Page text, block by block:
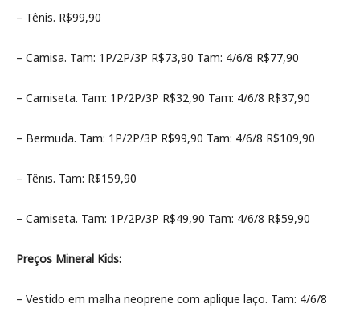
– Tênis. R$99,90
– Camisa. Tam: 1P/2P/3P R$73,90 Tam: 4/6/8 R$77,90
– Camiseta. Tam: 1P/2P/3P R$32,90 Tam: 4/6/8 R$37,90
– Bermuda. Tam: 1P/2P/3P R$99,90 Tam: 4/6/8 R$109,90
– Tênis. Tam: R$159,90
– Camiseta. Tam: 1P/2P/3P R$49,90 Tam: 4/6/8 R$59,90
Preços Mineral Kids:
– Vestido em malha neoprene com aplique laço. Tam: 4/6/8